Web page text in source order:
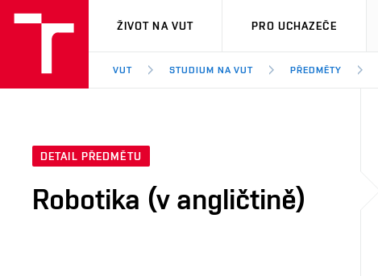
VUT
ŽIVOT NA VUT PRO UCHAZEČE
VUT STUDIUM NA VUT PŘEDMĚTY
DETAIL PŘEDMĚTU
Robotika (v angličtině)